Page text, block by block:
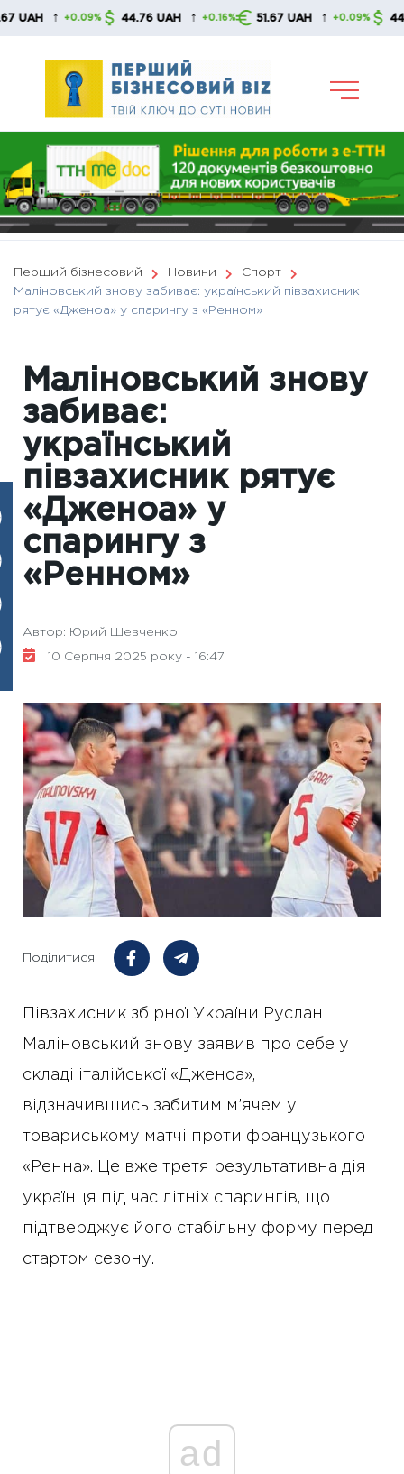
Skip
↑ +0.09% 44.76 UAH ↑ +0.16% 51.67 UAH ↑ +0.09% 44.76
Перший бізнесовий Новини
Спорт
Маліновський знову забиває: український півзахисник
рятує «Дженоа» у спарингу з «Ренном»
Маліновський знову
забиває:
український
півзахисник рятує
«Дженоа» у
спарингу з
«Ренном»
Автор: Юрий Шевченко
10 Серпня 2025 року - 16:47
Поділитися:
Півзахисник збірної України Руслан
Маліновський знову заявив про себе у
складі італійської «Дженоа»,
відзначившись забитим м’ячем у
товариському матчі проти французького
«Ренна». Це вже третя результативна дія
українця під час літніх спарингів, що
підтверджує його стабільну форму перед
стартом сезону.
ad